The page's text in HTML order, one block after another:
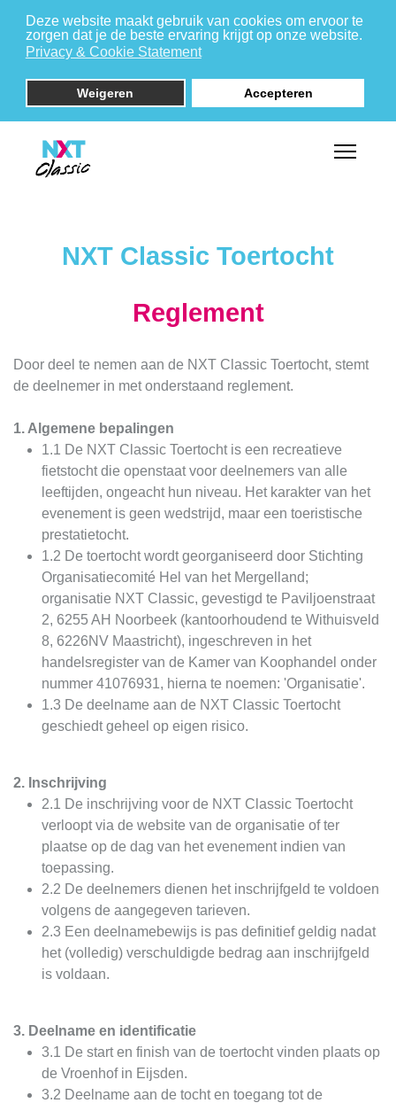
Deze website maakt gebruik van cookies om ervoor te
zorgen dat je de beste ervaring krijgt op onze website.
Privacy & Cookie Statement
Weigeren Accepteren
NXT Classic Toertocht
Reglement
Door deel te nemen aan de NXT Classic Toertocht, stemt
de deelnemer in met onderstaand reglement.
1. Algemene bepalingen
1.1 De NXT Classic Toertocht is een recreatieve
fietstocht die openstaat voor deelnemers van alle
leeftijden, ongeacht hun niveau. Het karakter van het
evenement is geen wedstrijd, maar een toeristische
prestatietocht.
1.2 De toertocht wordt georganiseerd door Stichting
Organisatiecomité Hel van het Mergelland;
organisatie NXT Classic, gevestigd te Paviljoenstraat
2, 6255 AH Noorbeek (kantoorhoudend te Withuisveld
8, 6226NV Maastricht), ingeschreven in het
handelsregister van de Kamer van Koophandel onder
nummer 41076931, hierna te noemen: 'Organisatie'.
1.3 De deelname aan de NXT Classic Toertocht
geschiedt geheel op eigen risico.
2. Inschrijving
2.1 De inschrijving voor de NXT Classic Toertocht
verloopt via de website van de organisatie of ter
plaatse op de dag van het evenement indien van
toepassing.
2.2 De deelnemers dienen het inschrijfgeld te voldoen
volgens de aangegeven tarieven.
2.3 Een deelnamebewijs is pas definitief geldig nadat
het (volledig) verschuldigde bedrag aan inschrijfgeld
is voldaan.
3. Deelname en identificatie
3.1 De start en finish van de toertocht vinden plaats op
de Vroenhof in Eijsden.
3.2 Deelname aan de tocht en toegang tot de